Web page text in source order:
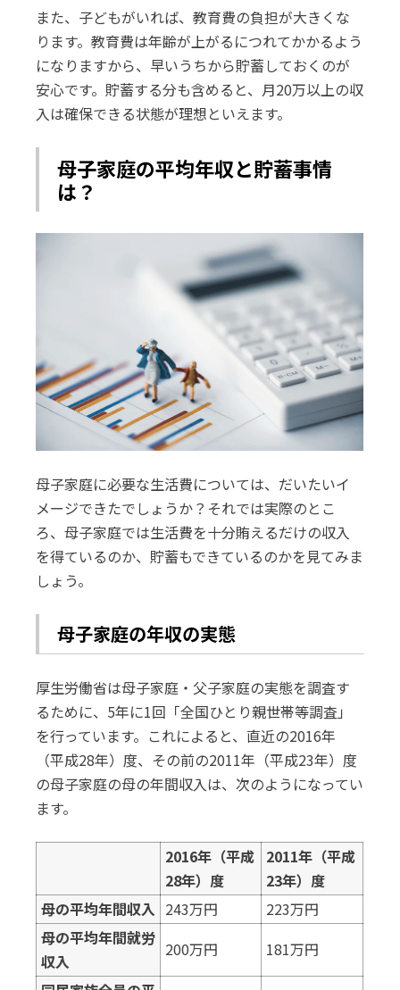
また、子どもがいれば、教育費の負担が大きくな
ります。教育費は年齢が上がるにつれてかかるよう
になりますから、早いうちから貯蓄しておくのが
安心です。貯蓄する分も含めると、月20万以上の収
入は確保できる状態が理想といえます。
母子家庭の平均年収と貯蓄事情
は？
母子家庭に必要な生活費については、だいたいイ
メージできたでしょうか？それでは実際のとこ
ろ、母子家庭では生活費を十分賄えるだけの収入
を得ているのか、貯蓄もできているのかを見てみま
しょう。
母子家庭の年収の実態
厚生労働省は母子家庭・父子家庭の実態を調査す
るために、5年に1回「全国ひとり親世帯等調査」
を行っています。これによると、直近の2016年
（平成28年）度、その前の2011年（平成23年）度
の母子家庭の母の年間収入は、次のようになってい
ます。
2016年（平成
28年）度
2011年（平成
23年）度
母の平均年間収入 243万円
223万円
母の平均年間就労
収入
200万円
181万円